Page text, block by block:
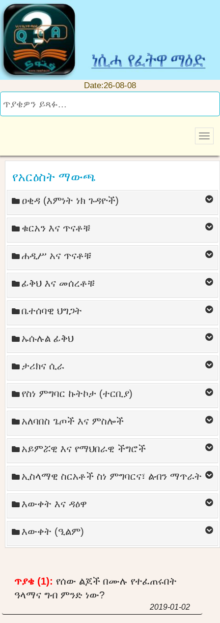
Date:26-08-08
የአርዕስት ማውጫ
ዐቂዳ (እምነት ነክ ጉዳዮች)
ቁርአን እና ጥናቶቹ
ሐዲሥ አና ጥናቶቹ
ፊቅህ እና መሰረቶቹ
ቤተሰባዊ ህግጋት
ኡሱሉል ፊቅህ
ታሪክና ሲራ
የስነ ምግባር ኩትኮታ (ተርቢያ)
አለባበስ ጌጦች እና ምስሎች
አይምሯዊ እና የማህበራዊ ችግሮች
ኢስላማዊ ስርአቶች ስነ ምግባርና፣ ልብን ማጥራት
እውቀት እና ዳዕዋ
እውቀት (ዒልም)
ጥያቄ (1): የሰው ልጆች በሙሉ የተፈጠሩበት
ዓላማና ግብ ምንድ ነው?
2019-01-02